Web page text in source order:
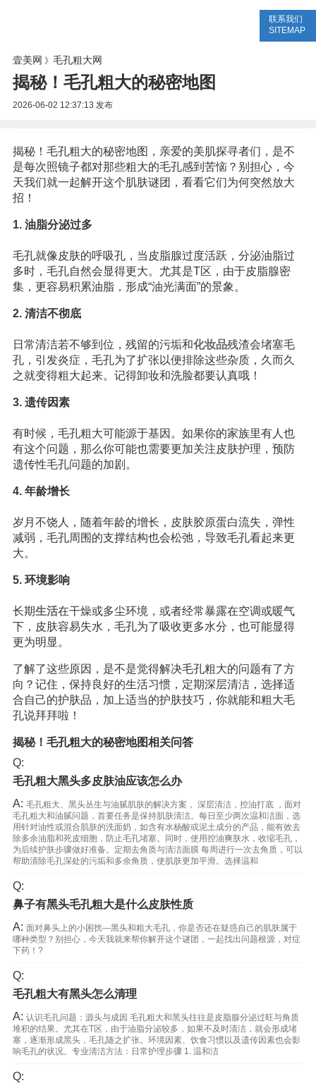
联系我们
SITEMAP
壹美网 》 毛孔粗大网
揭秘！毛孔粗大的秘密地图
2026-06-02 12:37:13 发布
揭秘！毛孔粗大的秘密地图，亲爱的美肌探寻者们，是不
是每次照镜子都对那些粗大的毛孔感到苦恼？别担心，今
天我们就一起解开这个肌肤谜团，看看它们为何突然放大
招！
1. 油脂分泌过多
毛孔就像皮肤的呼吸孔，当皮脂腺过度活跃，分泌油脂过
多时，毛孔自然会显得更大。尤其是T区，由于皮脂腺密
集，更容易积累油脂，形成“油光满面”的景象。
2. 清洁不彻底
日常清洁若不够到位，残留的污垢和化妆品残渣会堵塞毛
孔，引发炎症，毛孔为了扩张以便排除这些杂质，久而久
之就变得粗大起来。记得卸妆和洗脸都要认真哦！
3. 遗传因素
有时候，毛孔粗大可能源于基因。如果你的家族里有人也
有这个问题，那么你可能也需要更加关注皮肤护理，预防
遗传性毛孔问题的加剧。
4. 年龄增长
岁月不饶人，随着年龄的增长，皮肤胶原蛋白流失，弹性
减弱，毛孔周围的支撑结构也会松弛，导致毛孔看起来更
大。
5. 环境影响
长期生活在干燥或多尘环境，或者经常暴露在空调或暖气
下，皮肤容易失水，毛孔为了吸收更多水分，也可能显得
更为明显。
了解了这些原因，是不是觉得解决毛孔粗大的问题有了方
向？记住，保持良好的生活习惯，定期深层清洁，选择适
合自己的护肤品，加上适当的护肤技巧，你就能和粗大毛
孔说拜拜啦！
揭秘！毛孔粗大的秘密地图相关问答
Q:
毛孔粗大黑头多皮肤油应该怎么办
A: 毛孔粗大、黑头丛生与油腻肌肤的解决方案， 深层清洁，控油打底 ，面对
毛孔粗大和油腻问题，首要任务是保持肌肤清洁。每日至少两次温和洁面，选
用针对油性或混合肌肤的洗面奶，如含有水杨酸或泥土成分的产品，能有效去
除多余油脂和死皮细胞，防止毛孔堵塞。同时，使用控油爽肤水，收缩毛孔，
为后续护肤步骤做好准备。定期去角质与清洁面膜 每周进行一次去角质，可以
帮助清除毛孔深处的污垢和多余角质，使肌肤更加平滑。选择温和
Q:
鼻子有黑头毛孔粗大是什么皮肤性质
A: 面对鼻头上的小困扰—黑头和粗大毛孔，你是否还在疑惑自己的肌肤属于
哪种类型？别担心，今天我就来帮你解开这个谜团，一起找出问题根源，对症
下药！?
Q:
毛孔粗大有黑头怎么清理
A: 认识毛孔问题：源头与成因 毛孔粗大和黑头往往是皮脂腺分泌过旺与角质
堆积的结果。尤其在T区，由于油脂分泌较多，如果不及时清洁，就会形成堵
塞，逐渐形成黑头，毛孔随之扩张。环境因素、饮食习惯以及遗传因素也会影
响毛孔的状况。专业清洁方法：日常护理步骤 1. 温和洁
Q: